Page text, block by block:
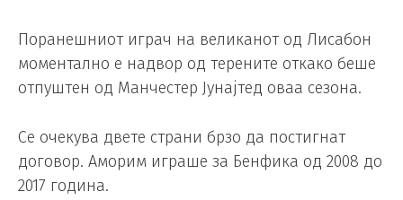
Поранешниот играч на великанот од Лисабон
моментално е надвор од терените откако беше
отпуштен од Манчестер Јунајтед оваа сезона.
Се очекува двете страни брзо да постигнат
договор. Аморим играше за Бенфика од 2008 до
2017 година.